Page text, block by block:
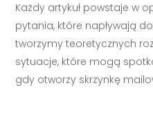
Każdy artykuł powstaje w
pytania, które napływają
tworzymy teoretycznych
sytuacje, które mogą
gdy otworzy skrzynkę